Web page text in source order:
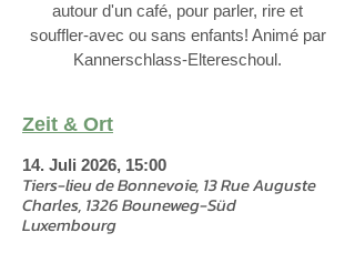
autour d'un café, pour parler, rire et
souffler-avec ou sans enfants! Animé par
Kannerschlass-Eltereschoul.
Zeit & Ort
14. Juli 2026, 15:00
Tiers-lieu de Bonnevoie, 13 Rue Auguste
Charles, 1326 Bouneweg-Süd
Luxembourg